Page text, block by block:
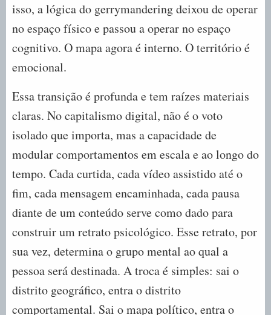
isso, a lógica do gerrymandering deixou de operar
no espaço físico e passou a operar no espaço
cognitivo. O mapa agora é interno. O território é
emocional.
Essa transição é profunda e tem raízes materiais
claras. No capitalismo digital, não é o voto
isolado que importa, mas a capacidade de
modular comportamentos em escala e ao longo do
tempo. Cada curtida, cada vídeo assistido até o
fim, cada mensagem encaminhada, cada pausa
diante de um conteúdo serve como dado para
construir um retrato psicológico. Esse retrato, por
sua vez, determina o grupo mental ao qual a
pessoa será destinada. A troca é simples: sai o
distrito geográfico, entra o distrito
comportamental. Sai o mapa político, entra o